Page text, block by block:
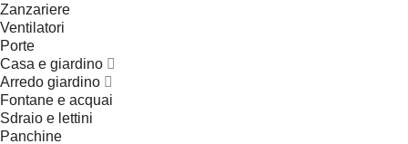
Zanzariere
Ventilatori
Porte
Casa e giardino
Arredo giardino
Fontane e acquai
Sdraio e lettini
Panchine